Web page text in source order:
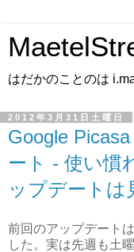
はだかのことのは
2012年3月31日土曜日
Google
ート - 使い慣
ップデートは
前回のアップデート
した。実は先週も土